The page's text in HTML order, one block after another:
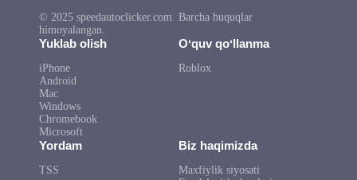
© 2025 speedautoclicker.com. Barcha huquqlar
himoyalangan.
Yuklab olish
iPhone
Android
Mac
Windows
Chromebook
Microsoft
Oʻquv qoʻllanma
Roblox
Yordam
TSS
Biz haqimizda
Maxfiylik siyosati